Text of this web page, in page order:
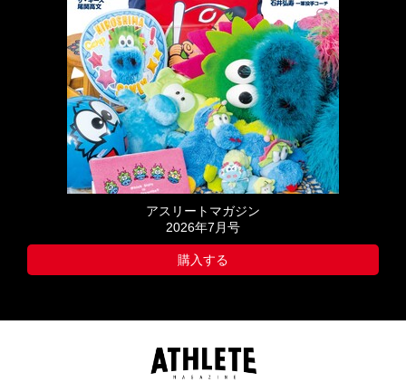
アスリートマガジン
2026年7月号
購入する